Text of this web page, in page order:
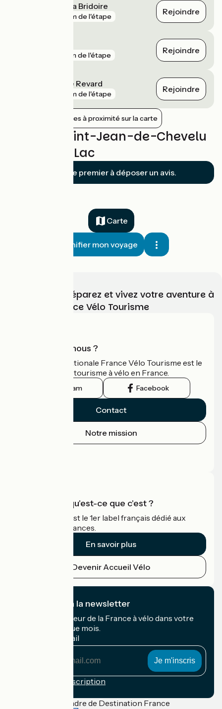
Saint-Béron - La Bridoire
4 km de l'étape Rejoindre
5 km de l'étape Rejoindre
Aix-les-Bains le Revard
6 km de l'étape Rejoindre
Afficher les gares à proximité sur la carte
Avis sur Saint-Jean-de-Chevelu
/ Lépin-le-Lac
Soyez le premier à déposer un avis.
Carte
Planifier mon voyage
Choisissez, préparez et vivez votre aventure à
vélo avec France Vélo Tourisme
Qui sommes-nous ?
L'association nationale France Vélo Tourisme est le
guide officiel du tourisme à vélo en France.
Instagram Facebook
Contact
Notre mission
Accueil Vélo qu'est-ce que c'est ?
Accueil Vélo c'est le 1er label français dédié aux
cyclistes en vacances.
En savoir plus
Devenir Accueil Vélo
Je m'abonne à la newsletter
Recevez le meilleur de la France à vélo dans votre
boîte mail chaque mois.
Mon adresse mail
Conditions d'inscription
Financé dans le cadre de Destination France